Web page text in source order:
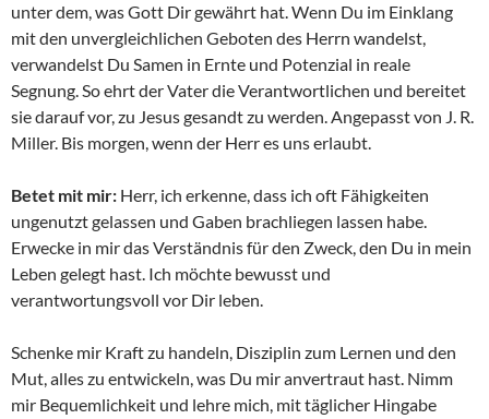
unter dem, was Gott Dir gewährt hat. Wenn Du im Einklang
mit den unvergleichlichen Geboten des Herrn wandelst,
verwandelst Du Samen in Ernte und Potenzial in reale
Segnung. So ehrt der Vater die Verantwortlichen und bereitet
sie darauf vor, zu Jesus gesandt zu werden. Angepasst von J. R.
Miller. Bis morgen, wenn der Herr es uns erlaubt.
Betet mit mir: Herr, ich erkenne, dass ich oft Fähigkeiten
ungenutzt gelassen und Gaben brachliegen lassen habe.
Erwecke in mir das Verständnis für den Zweck, den Du in mein
Leben gelegt hast. Ich möchte bewusst und
verantwortungsvoll vor Dir leben.
Schenke mir Kraft zu handeln, Disziplin zum Lernen und den
Mut, alles zu entwickeln, was Du mir anvertraut hast. Nimm
mir Bequemlichkeit und lehre mich, mit täglicher Hingabe